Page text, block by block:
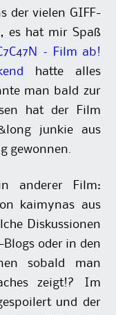
der vielen GIFF-
es hat mir Spaß
– Film ab!
hatte alles
man bald zur
hat der Film
junkie aus
gewonnen.
anderer Film:
kaimynas aus
Diskussionen
oder in den
sobald man
zeigt!? Im
und der